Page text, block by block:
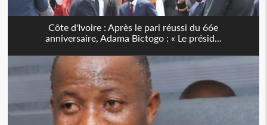
Côte d'Ivoire : Après le pari réussi du 66e
anniversaire, Adama Bictogo : « Le présid...